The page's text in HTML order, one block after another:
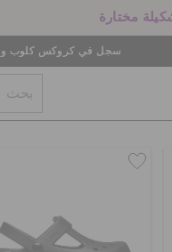
سجل في كروكس كلوب